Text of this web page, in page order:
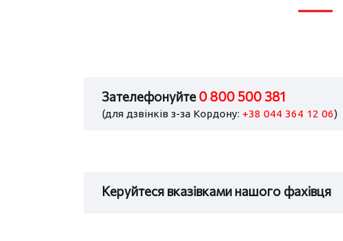
Зателефонуйте 0 800 500 381
(для дзвінків з-за Кордону: +38 044 364 12 06)
Керуйтеся вказівками нашого фахівця